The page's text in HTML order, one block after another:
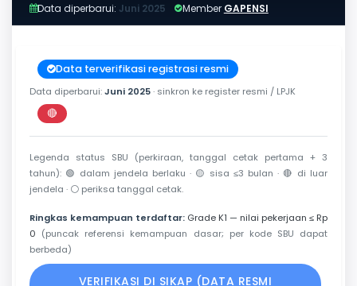
Data diperbarui: Juni 2025 Member GAPENSI
Data terverifikasi registrasi resmi
Data diperbarui:Juni 2025· sinkron ke register resmi / LPJK
🔴
Perkiraan di luar jendela berlaku
Legenda status SBU (perkiraan, tanggal cetak pertama + 3
tahun): 🟢 dalam jendela berlaku · 🟡 sisa ≤3 bulan · 🔴 di luar
jendela · ⚪ periksa tanggal cetak.
Ringkas kemampuan terdaftar: Grade K1 — nilai pekerjaan ≤ Rp
0 (puncak referensi kemampuan dasar; per kode SBU dapat
berbeda)
VERIFIKASI DI SIKAP (DATA RESMI